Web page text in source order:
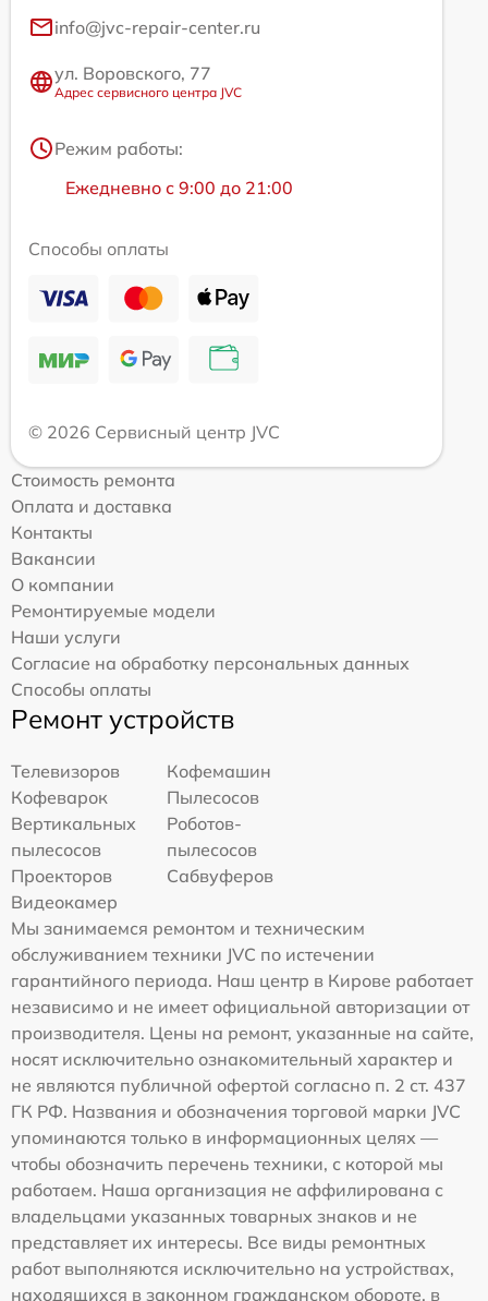
info@jvc-repair-center.ru
ул. Воровского, 77
Адрес сервисного центра JVC
Режим работы:
Ежедневно с 9:00 до 21:00
Способы оплаты
© 2026 Сервисный центр JVC
Стоимость ремонта
Оплата и доставка
Контакты
Вакансии
О компании
Ремонтируемые модели
Наши услуги
Согласие на обработку персональных данных
Способы оплаты
Ремонт устройств
Телевизоров
Кофемашин
Кофеварок
Пылесосов
Вертикальных
пылесосов
Роботов-
пылесосов
Проекторов
Сабвуферов
Видеокамер
Мы занимаемся ремонтом и техническим
обслуживанием техники JVC по истечении
гарантийного периода. Наш центр в Кирове работает
независимо и не имеет официальной авторизации от
производителя. Цены на ремонт, указанные на сайте,
носят исключительно ознакомительный характер и
не являются публичной офертой согласно п. 2 ст. 437
ГК РФ. Названия и обозначения торговой марки JVC
упоминаются только в информационных целях —
чтобы обозначить перечень техники, с которой мы
работаем. Наша организация не аффилирована с
владельцами указанных товарных знаков и не
представляет их интересы. Все виды ремонтных
работ выполняются исключительно на устройствах,
находящихся в законном гражданском обороте, в